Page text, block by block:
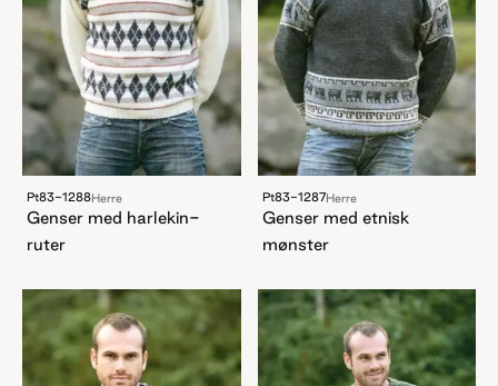
Pt83-1288Herre
Genser med harlekin-
ruter
Pt83-1287Herre
Genser med etnisk
mønster